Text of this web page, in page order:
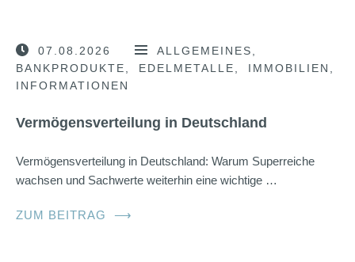
07.08.2026
ALLGEMEINES
BANKPRODUKTE
EDELMETALLE
IMMOBILIEN
INFORMATIONEN
Vermögensverteilung in Deutschland
Vermögensverteilung in Deutschland: Warum Superreiche
wachsen und Sachwerte weiterhin eine wichtige …
ZUM BEITRAG ⟶